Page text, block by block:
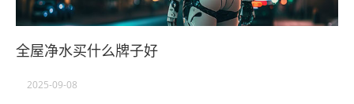
全屋净水买什么牌子好
2025-09-08